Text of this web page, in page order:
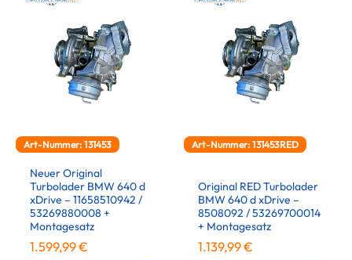
Art-Nummer: 131453
Neuer Original
Turbolader BMW 640 d
xDrive – 11658510942 /
53269880008 +
Montagesatz
1.599,99€
Art-Nummer: 131453RED
Original RED Turbolader
BMW 640 d xDrive –
8508092 / 53269700014
+ Montagesatz
1.139,99€